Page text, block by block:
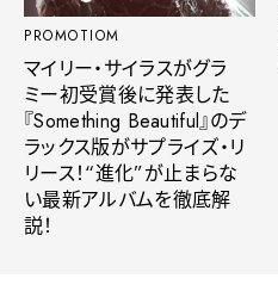
PROMOTIOM
マイリー・サイラスがグラ
ミー初受賞後に発表した
『Something Beautiful』のデ
ラックス版がサプライズ・リ
リース！“進化”が止まらな
い最新アルバムを徹底解
説！